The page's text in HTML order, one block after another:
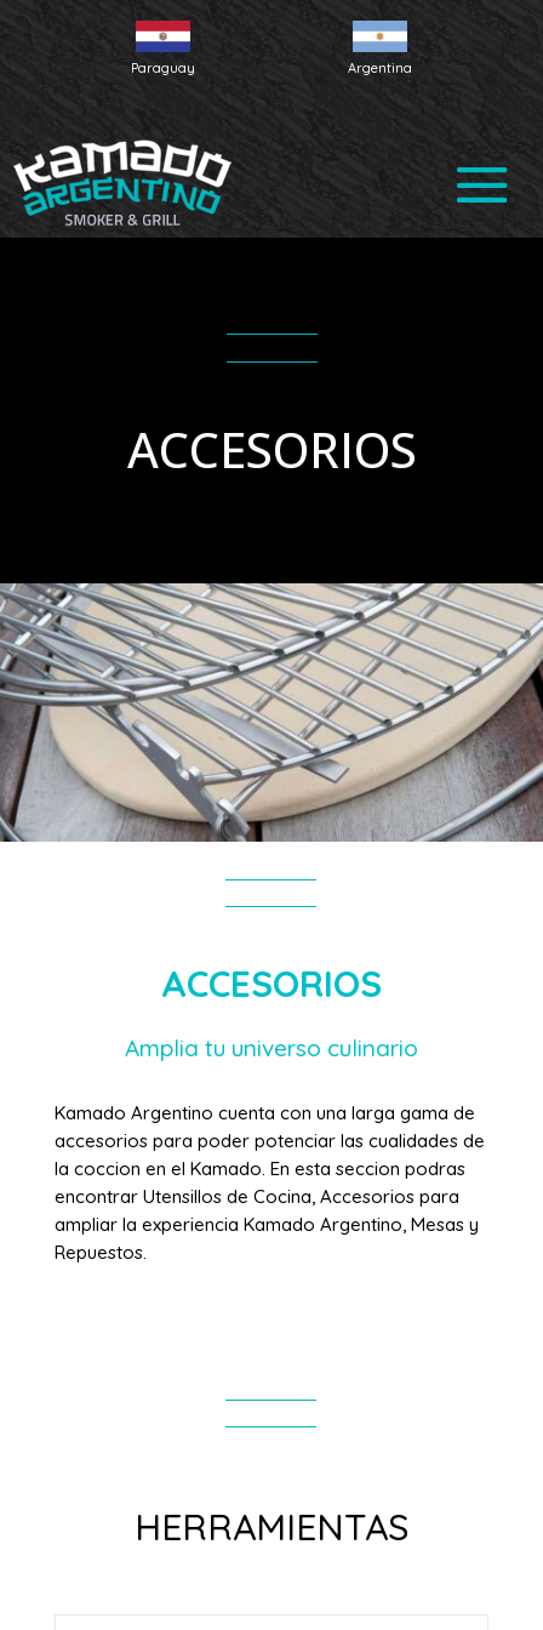
Paraguay Argentina
ACCESORIOS
ACCESORIOS
Amplia tu universo culinario
Kamado Argentino cuenta con una larga gama de
accesorios para poder potenciar las cualidades de
la coccion en el Kamado. En esta seccion podras
encontrar Utensillos de Cocina, Accesorios para
ampliar la experiencia Kamado Argentino, Mesas y
Repuestos.
HERRAMIENTAS